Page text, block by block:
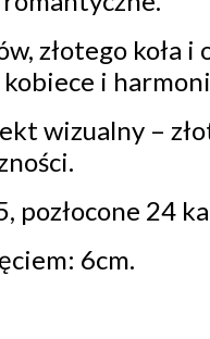
złotego koła i
i
wizualny –
pozłocone 24
6cm.